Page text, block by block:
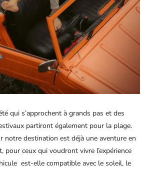
qui s’approchent à grands pas et des
partiront également pour la plage.
notre destination est déjà une aventure en
pour ceux qui voudront vivre l’expérience
est-elle compatible avec le soleil, le